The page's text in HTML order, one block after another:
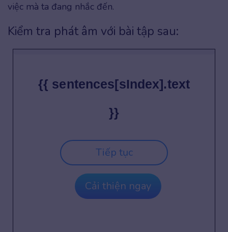
việc mà ta đang nhắc đến.
Kiểm tra phát âm với bài tập sau:
{{ sentences[sIndex].text
}}
Tiếp tục
Cải thiện ngay